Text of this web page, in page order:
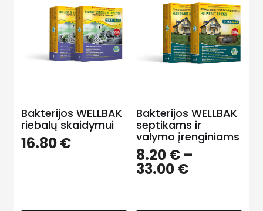
Bakterijos WELLBAK
riebalų skaidymui
16.80€
Bakterijos WELLBAK
septikams ir
valymo įrenginiams
8.20€–
33.00€